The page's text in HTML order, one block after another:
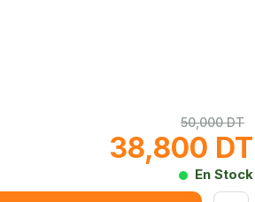
50,000 DT
38,800 DT
En Stock